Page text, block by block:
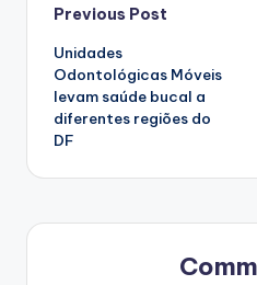
Post
navigation
Previous Post
Unidades
Odontológicas Móveis
levam saúde bucal a
diferentes regiões do
DF